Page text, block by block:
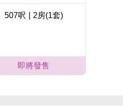
507呎 2房(1套)
即將發售